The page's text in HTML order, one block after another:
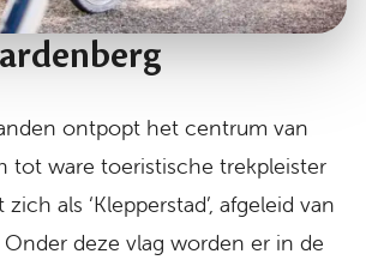
ontpopt het centrum van
tot ware toeristische trekpleister
als ‘Klepperstad’, afgeleid van
deze vlag worden er in de